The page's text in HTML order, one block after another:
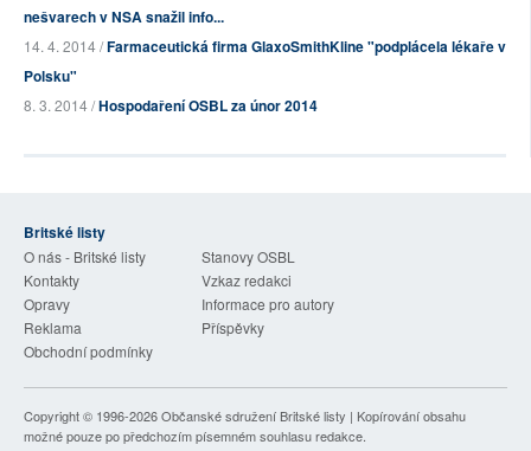
nešvarech v NSA snažil info...
14. 4. 2014 /Farmaceutická firma GlaxoSmithKline "podplácela lékaře v
Polsku"
8. 3. 2014 /Hospodaření OSBL za únor 2014
Britské listy
O nás - Britské listy
Stanovy OSBL
Kontakty
Vzkaz redakci
Opravy
Informace pro autory
Reklama
Příspěvky
Obchodní podmínky
Copyright © 1996-2026Občanské sdružení Britské listy | Kopírování obsahu
možné pouze po předchozím písemném souhlasu redakce.